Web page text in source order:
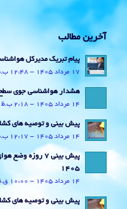
آخرین مطالب
پیام تبریک مدیرکل
17 مرداد 1405 - 12:48 ب.ظ
هشدار هواشناسی جوی سطح زرد شماره 15
14 مرداد 1405 - 2:18 ب.ظ
پیش بینی و توصیه های کشاورزی (14
14 مرداد 1405 - 12:17 ب.ظ
1405
14 مرداد 1405 - 10:00 ق.ظ
پیش بینی و توصیه های کشاورزی (11